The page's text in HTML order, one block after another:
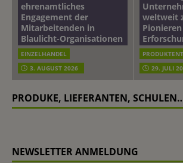
ehrenamtliches
Engagement der
Mitarbeitenden in
Blaulicht-Organisationen
EINZELHANDEL
3. AUGUST 2026
weltweit
29. JULI
PRODUKE, LIEFERANTEN,
NEWSLETTER ANMELDUNG